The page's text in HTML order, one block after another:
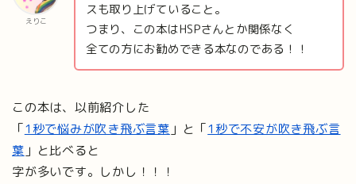
えりこ
スも取り上げていること。
つまり、この本はHSPさんとか関係なく
全ての方にお勧めできる本なのである！！
この本は、以前紹介した
「1秒で悩みが吹き飛ぶ言葉 」と「1秒で不安が吹き飛ぶ言
葉 」と比べると
字が多いです。しかし！！！